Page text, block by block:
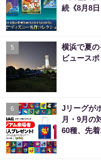
続《8月8日
5
横浜で夏
ビュース
6
Jリーグが
月・9月の
60種、先着